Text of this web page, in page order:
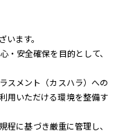
ます。
・安全確保を目的として、
スメント（カスハラ）への
用いただける環境を整備す
に基づき厳重に管理し、